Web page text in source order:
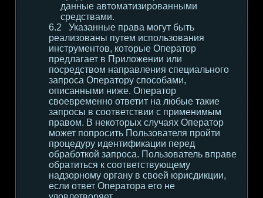
данные автоматизированными
средствами.
Указанные права могут быть
реализованы путем использования
инструментов, которые Оператор
предлагает в Приложении или
посредством направления специального
запроса Оператору способами,
описанными ниже. Оператор
своевременно ответит на любые такие
запросы в соответствии с применимым
правом. В некоторых случаях Оператор
может попросить Пользователя пройти
процедуру идентификации перед
обработкой запроса. Пользователь вправе
обратиться к соответствующему
надзорному органу в своей юрисдикции,
если ответ Оператора его не